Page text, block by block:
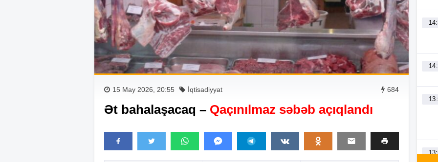
15 May 2026, 20:55 İqtisadiyyat 684
Ət bahalaşacaq – Qaçınılmaz səbəb açıqlandı